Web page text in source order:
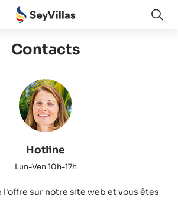
Contacts
Hotline
Lun-Ven 10h-17h
l'offre sur notre site web et vous êtes